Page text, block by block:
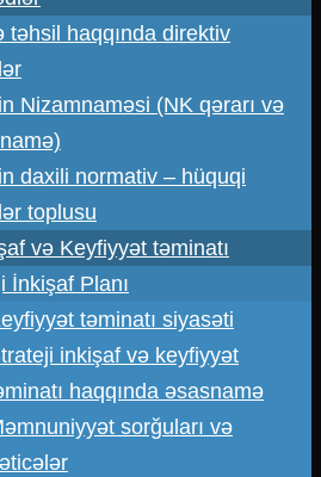
təhsil haqqında direktiv
Nizamnaməsi (NK qərarı və
daxili normativ – hüquqi
toplusu
və Keyfiyyət təminatı
İnkişaf Planı
təminatı siyasəti
inkişaf və keyfiyyət
haqqında əsasnamə
sorğuları və